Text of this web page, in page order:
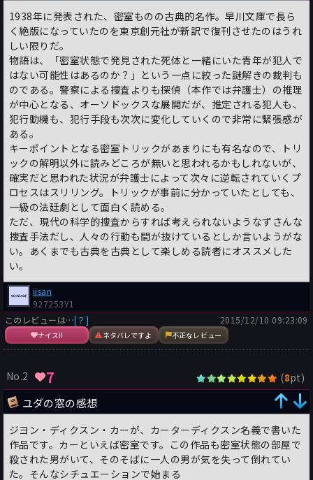
1938年に発表された、密室ものの古典的名作。早川文庫で長ら
く絶版になっていたのを東京創元社が新訳で復刊させたのはうれ
しい限りだ。
物語は、「密室状態で発見された死体と一緒にいた青年が犯人で
はない可能性はあるのか？」という一点に絞った謎解きの裁判も
のである。警察による捜査よりも探偵（本作では弁護士）の推理
が中心となる、オーソドックスな展開だが、推定される犯人も、
犯行動機も、犯行手段も次次に変化していくので非常に緊張感が
ある。
キーポイントとなる密室トリックがあまりにも有名なので、トリ
ックの解明以外に読みどころが無いと思われるかもしれないが、
確実だと思われた状況が弁護士によって次々に逆転されていくプ
ロセスはスリリング。トリックが事前に分かっていたとしても、
一級の法廷劇として面白く読める。
ただ、現代の科学的捜査からすれば考えられないようなずさんな
捜査手法だし、人々の行動も間が抜けているとしか言いようがな
い。あくまでも古典を古典として楽しめる読者にオススメした
い。
iisan
927253Y1
このレビューは…[？]
ナイス!! ネタバレですよ 不正なレビュー
2015/12/10 09:23:09
No.2 7 (8pt)
ユダの窓の感想
ジヨン・ディクスン・カーが、カーターディクスン名義で書いた
作品です。カーといえば密室です。この作品も密室状態の部屋で
殺された男がいて、そのそばに一人の男が気を失って倒れてい
た。そんなシチュエーションで始まる